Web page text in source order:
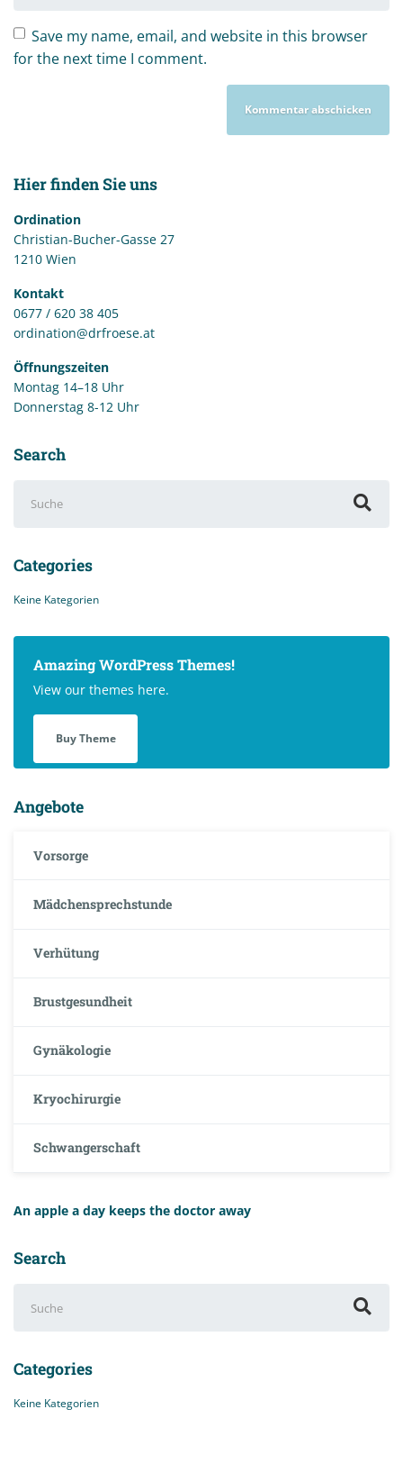
Save my name, email, and website in this browser
for the next time I comment.
Hier finden Sie uns
Ordination
Christian-Bucher-Gasse 27
1210 Wien
Kontakt
0677 / 620 38 405
ordination@drfroese.at
Öffnungszeiten
Montag 14–18 Uhr
Donnerstag 8-12 Uhr
Search
nach:
Categories
Keine Kategorien
Amazing WordPress Themes!
View our themes here.
Buy Theme
Angebote
Vorsorge
Mädchensprechstunde
Verhütung
Brustgesundheit
Gynäkologie
Kryochirurgie
Schwangerschaft
An apple a day keeps the doctor away
Search
nach:
Categories
Keine Kategorien